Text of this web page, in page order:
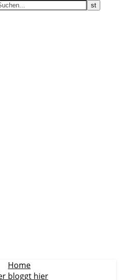
Home
bloggt hier